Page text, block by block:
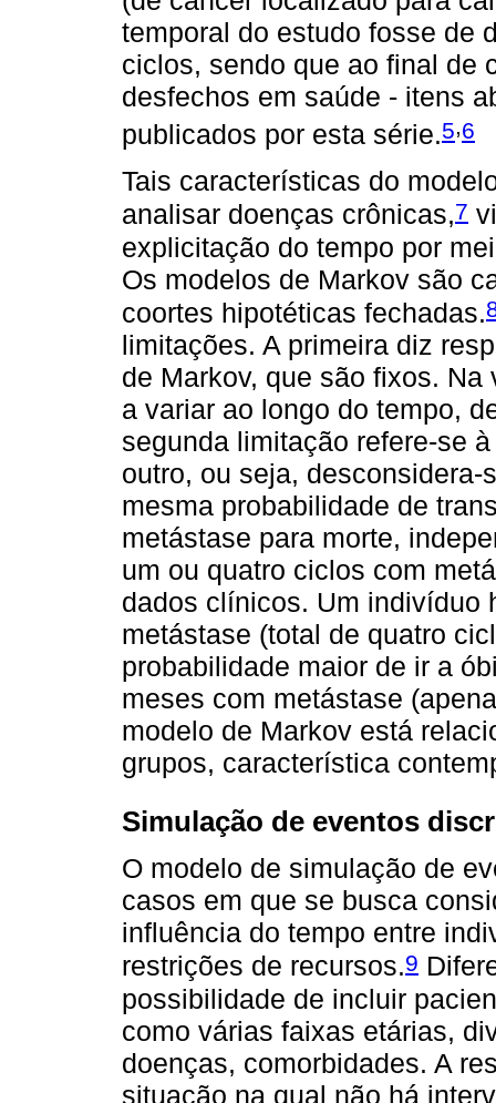
temporal do estudo fosse de
ciclos, sendo que ao final de
desfechos em saúde - itens
publicados por esta série.5,6
Tais características do
analisar doenças crônicas,7
explicitação do tempo por
Os modelos de Markov são
coortes hipotéticas fechadas.
limitações. A primeira diz
de Markov, que são fixos.
a variar ao longo do tempo,
segunda limitação refere-se
outro, ou seja,
mesma probabilidade de
metástase para morte,
um ou quatro ciclos com
dados clínicos. Um indivíduo
metástase (total de quatro
probabilidade maior de ir a
meses com metástase
modelo de Markov está
grupos, característica
Simulação de eventos
O modelo de simulação de
casos em que se busca
influência do tempo entre
restrições de recursos.9
possibilidade de incluir
como várias faixas etárias,
doenças, comorbidades. A
situação na qual não há